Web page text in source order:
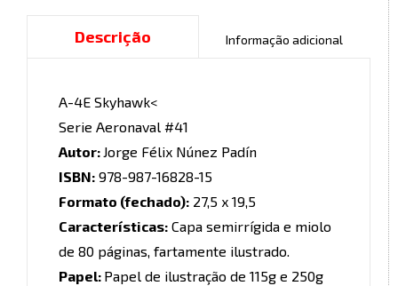
Descrição Informação adicional
A-4E Skyhawk<
Serie Aeronaval #41
Autor: Jorge Félix Núnez Padín
ISBN: 978-987-16828-15
Formato (fechado): 27,5 x 19,5
Características: Capa semirrígida e miolo
de 80 páginas, fartamente ilustrado.
Papel: Papel de ilustração de 115g e 250g